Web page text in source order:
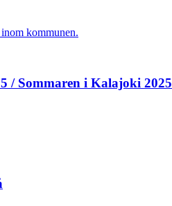
kommunen.
/ Sommaren i Kalajoki 2025